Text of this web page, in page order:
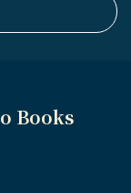
Books